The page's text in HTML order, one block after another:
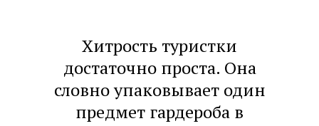
Хитрость туристки
достаточно проста. Она
словно упаковывает один
предмет гардероба в